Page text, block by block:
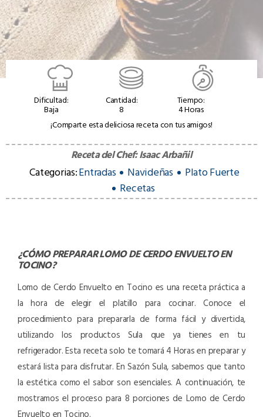
Dificultad:
Baja
Cantidad:
8
Tiempo:
4 Horas
¡Comparte esta deliciosa receta con tus amigos!
Receta del Chef:Isaac Arbañil
Categorias:Entradas Navideñas
Plato Fuerte
Recetas
¿CÓMO PREPARARLOMO DE CERDO ENVUELTO EN
TOCINO?
Lomo de Cerdo Envuelto en Tocino es una receta práctica a
la hora de elegir el platillo para cocinar. Conoce el
procedimiento para prepararla de forma fácil y divertida,
utilizando los productos Sula que ya tienes en tu
refrigerador. Esta receta solo te tomará 4 Horas en preparar y
estará lista para disfrutar. En Sazón Sula, sabemos que tanto
la estética como el sabor son esenciales. A continuación, te
mostramos el proceso para 8 porciones de Lomo de Cerdo
Envuelto en Tocino.